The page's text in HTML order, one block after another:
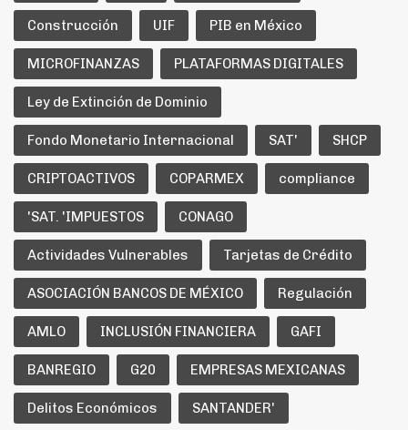
Construcción UIF PIB en México
MICROFINANZAS PLATAFORMAS DIGITALES
Ley de Extinción de Dominio
Fondo Monetario Internacional SAT' SHCP
CRIPTOACTIVOS COPARMEX compliance
'SAT. 'IMPUESTOS CONAGO
Actividades Vulnerables Tarjetas de Crédito
ASOCIACIÓN BANCOS DE MÉXICO Regulación
AMLO INCLUSIÓN FINANCIERA GAFI
BANREGIO G20 EMPRESAS MEXICANAS
Delitos Económicos SANTANDER'